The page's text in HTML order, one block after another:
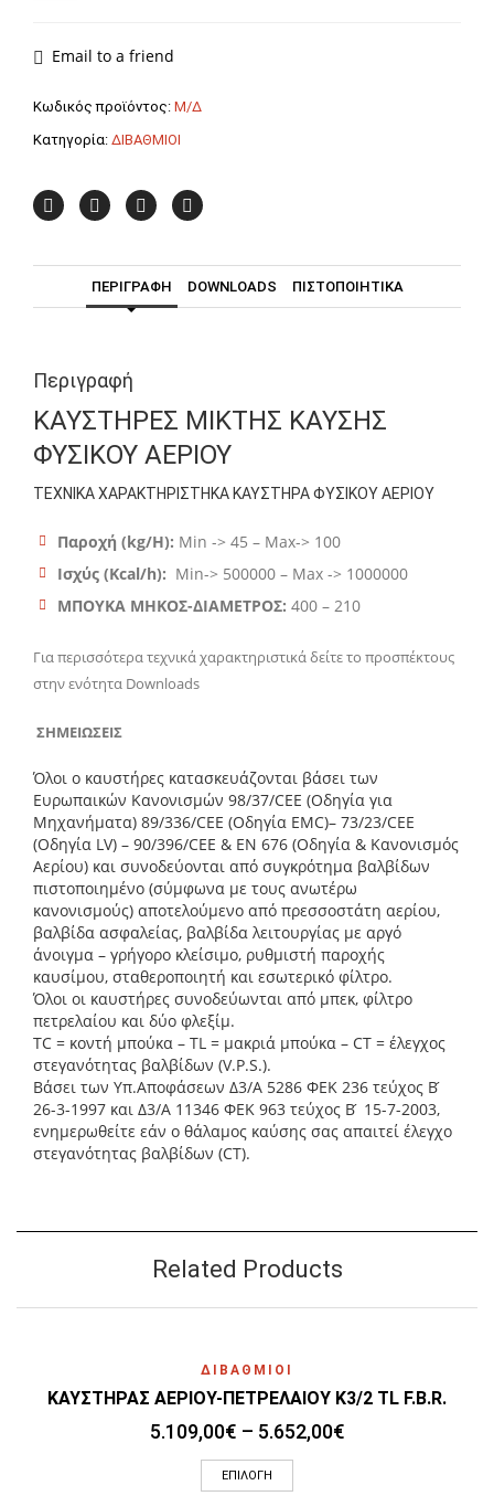
F.B.R.Email to a friend
Κωδικός προϊόντος: Μ/Δ
Κατηγορία: ΔΙΒΑΘΜΙΟΙ
ΠΕΡΙΓΡΑΦΉ DOWNLOADS ΠΙΣΤΟΠΟΙΗΤΙΚΑ
Περιγραφή
ΚΑΥΣΤΗΡΕΣ ΜΙΚΤΗΣ ΚΑΥΣΗΣ
ΦΥΣΙΚΟΥ ΑΕΡΙΟΥ
ΤΕΧΝΙΚΑ ΧΑΡΑΚΤΗΡΙΣΤΗΚΑ ΚΑΥΣΤΗΡΑ ΦΥΣΙΚΟΥ ΑΕΡΙΟΥ
Παροχή (kg/H): Min -> 45 – Max-> 100
Ισχύς (Kcal/h): Min-> 500000 – Max -> 1000000
ΜΠΟΥΚΑ ΜΗΚΟΣ-ΔΙΑΜΕΤΡΟΣ: 400 – 210
Για περισσότερα τεχνικά χαρακτηριστικά δείτε το προσπέκτους
στην ενότητα Downloads
ΣΗΜΕΙΩΣΕΙΣ
Όλοι ο καυστήρες κατασκευάζονται βάσει των
Ευρωπαικών Κανονισμών 98/37/CEE (Οδηγία για
Μηχανήματα) 89/336/CEE (Οδηγία EMC)– 73/23/CEE
(Οδηγία LV) – 90/396/CEE & ΕΝ 676 (Οδηγία & Κανονισμός
Αερίου) και συνοδεύονται από συγκρότημα βαλβίδων
πιστοποιημένο (σύμφωνα με τους ανωτέρω
κανονισμούς) αποτελούμενο από πρεσσοστάτη αερίου,
βαλβίδα ασφαλείας, βαλβίδα λειτουργίας με αργό
άνοιγμα – γρήγορο κλείσιμο, ρυθμιστή παροχής
καυσίμου, σταθεροποιητή και εσωτερικό φίλτρο.
Όλοι οι καυστήρες συνοδεύωνται από μπεκ, φίλτρο
πετρελαίου και δύο φλεξίμ.
TC = κοντή μπούκα – TL = μακριά μπούκα – CT = έλεγχος
στεγανότητας βαλβίδων (V.P.S.).
Βάσει των Υπ.Αποφάσεων ∆3/Α 5286 ΦΕΚ 236 τεύχος Β ́
26-3-1997 και ∆3/Α 11346 ΦΕΚ 963 τεύχος Β ́ 15-7-2003,
ενημερωθείτε εάν ο θάλαμος καύσης σας απαιτεί έλεγχο
στεγανότητας βαλβίδων (CT).
Related Products
ΔΙΒΑΘΜΙΟΙ
ΚΑΥΣΤΗΡΑΣ ΑΕΡΙΟΥ-ΠΕΤΡΕΛΑΙΟΥ K3/2 TL F.B.R.
5.109,00€ – 5.652,00€Price
ΕΠΙΛΟΓΉ
το